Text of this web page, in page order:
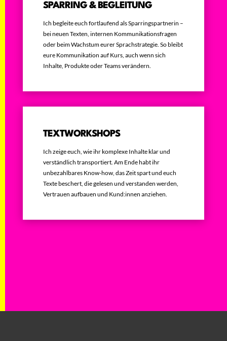
SPARRING & BEGLEITUNG
Ich begleite euch fortlaufend als Sparringspartnerin –
bei neuen Texten, internen Kommunikationsfragen
oder beim Wachstum eurer Sprachstrategie. So bleibt
eure Kommunikation auf Kurs, auch wenn sich
Inhalte, Produkte oder Teams verändern.
TEXTWORKSHOPS
Ich zeige euch, wie ihr komplexe Inhalte klar und
verständlich transportiert. Am Ende habt ihr
unbezahlbares Know-how, das Zeit spart und euch
Texte beschert, die gelesen und verstanden werden,
Vertrauen aufbauen und Kund:innen anziehen.